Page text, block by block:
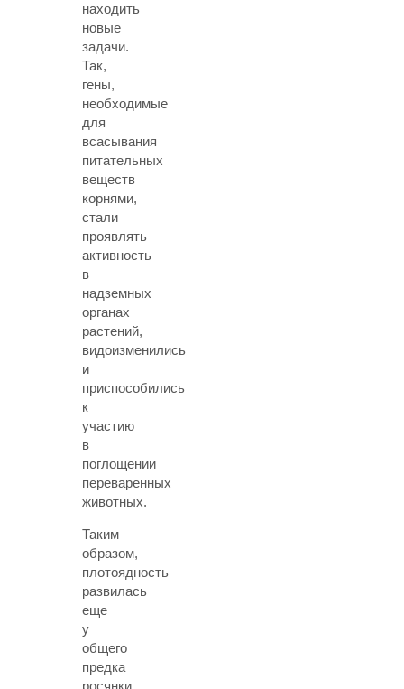
находить
новые
задачи.
Так,
гены,
необходимые
для
всасывания
питательных
веществ
корнями,
стали
проявлять
активность
в
надземных
органах
растений,
видоизменились
и
приспособились
к
участию
в
поглощении
переваренных
животных.
Таким
образом,
плотоядность
развилась
еще
у
общего
предка